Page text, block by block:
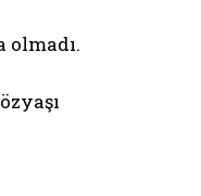
olmadı.